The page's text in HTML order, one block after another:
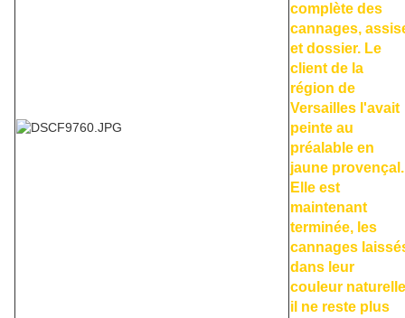
complète des
cannages,
et dossier. Le
client de la
région de
Versailles l'avait
peinte au
préalable en
jaune provençal.
Elle est
maintenant
terminée, les
cannages
dans leur
couleur
il ne reste plus